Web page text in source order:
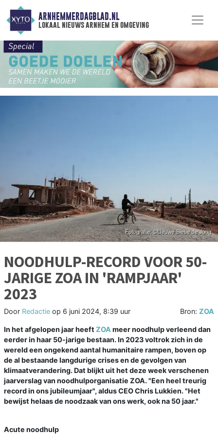
ARNHEMMERDAGBLAD.NL
lokaal nieuws arnhem en omgeving
NOODHULP-RECORD VOOR 50-
JARIGE ZOA IN 'RAMPJAAR'
2023
Door Redactie op 6 juni 2024, 8:39 uur Bron: ZOA
In het afgelopen jaar heeft ZOA meer noodhulp verleend dan
eerder in haar 50-jarige bestaan. In 2023 voltrok zich in de
wereld een ongekend aantal humanitaire rampen, boven op
de al bestaande langdurige crises en de gevolgen van
klimaatverandering. Dat blijkt uit het deze week verschenen
jaarverslag van noodhulporganisatie ZOA. "Een heel treurig
record in ons jubileumjaar", aldus CEO Chris Lukkien. "Het
bewijst helaas de noodzaak van ons werk, ook na 50 jaar."
Acute noodhulp